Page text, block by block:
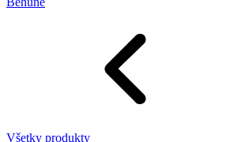
Všetky produkty